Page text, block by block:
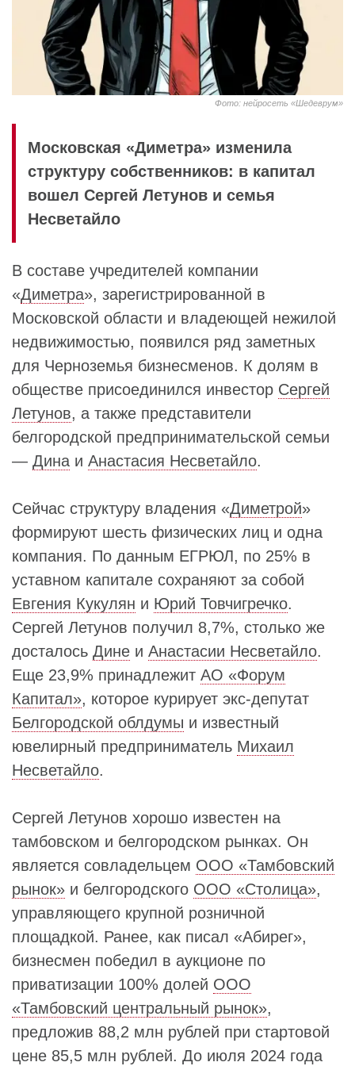
Фото: нейросеть «Шедеврум»
Московская «Диметра» изменила
структуру собственников: в капитал
вошел Сергей Летунов и семья
Несветайло
В составе учредителей компании
«Диметра», зарегистрированной в
Московской области и владеющей нежилой
недвижимостью, появился ряд заметных
для Черноземья бизнесменов. К долям в
обществе присоединился инвестор Сергей
Летунов, а также представители
белгородской предпринимательской семьи
— Дина и Анастасия Несветайло.
Сейчас структуру владения «Диметрой»
формируют шесть физических лиц и одна
компания. По данным ЕГРЮЛ, по 25% в
уставном капитале сохраняют за собой
Евгения Кукулян и Юрий Товчигречко.
Сергей Летунов получил 8,7%, столько же
досталось Дине и Анастасии Несветайло.
Еще 23,9% принадлежит АО «Форум
Капитал», которое курирует экс‑депутат
Белгородской облдумы и известный
ювелирный предприниматель Михаил
Несветайло.
Сергей Летунов хорошо известен на
тамбовском и белгородском рынках. Он
является совладельцем ООО «Тамбовский
рынок» и белгородского ООО «Столица»,
управляющего крупной розничной
площадкой. Ранее, как писал «Абирег»,
бизнесмен победил в аукционе по
приватизации 100% долей ООО
«Тамбовский центральный рынок»,
предложив 88,2 млн рублей при стартовой
цене 85,5 млн рублей. До июля 2024 года